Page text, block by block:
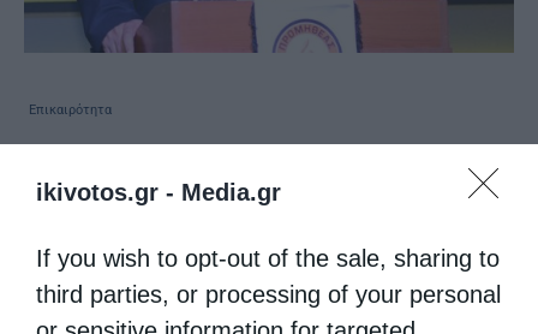
ikivotos.gr - Media.gr
If you wish to opt-out of the sale, sharing to
third parties, or processing of your personal
Επικαιρότητα
Β. Λιόλιος: “Ο Θεάνρωπος στο Σταυρό και εμείς
θα παίζουμε μπάσκετ;”
Dηλώσεις που προκαλούν αίσθηση έκανε ο